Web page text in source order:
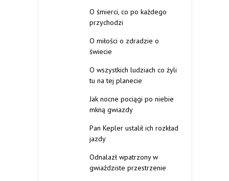
O śmierci, co po każdego
przychodzi
O miłości o zdradzie o
świecie
O wszystkich ludziach co żyli
tu na tej planecie
Jak nocne pociągi po niebie
mkną gwiazdy
Pan Kepler ustalił ich rozkład
jazdy
Odnalazł wpatrzony w
gwiaździste przestrzenie